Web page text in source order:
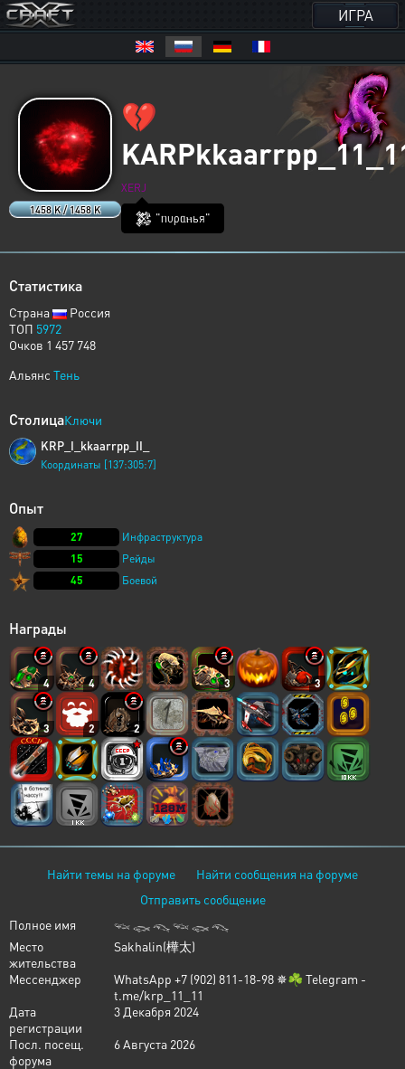
ИГРА
1458 K / 1458 K
💔
XERJ
𒄆 "ᥒυρᥲⲏья"
Статистика
Страна
Россия
ТОП 5972
Очков 1 457 748
Альянс Тень
СтолицаКлючи
KRP_I_kkaarrpp_II_
Координаты [137:305:7]
Опыт
27
Инфраструктура
15
Рейды
45
Боевой
Награды
4 4 3 3
3 2 2
Найти темы на форуме
Найти сообщения на форуме
Отправить сообщение
Полное имя
𓆝 𓆟 𓆞 𓆝 𓆟 𓆞
Место
жительства
Sakhalin(樺太)
Мессенджер
WhatsApp +7 (902) 811-18-98 ✵☘︎ Telegram -
t.me/krp_11_11
Дата
регистрации
3 Декабря 2024
Посл. посещ.
форума
6 Августа 2026